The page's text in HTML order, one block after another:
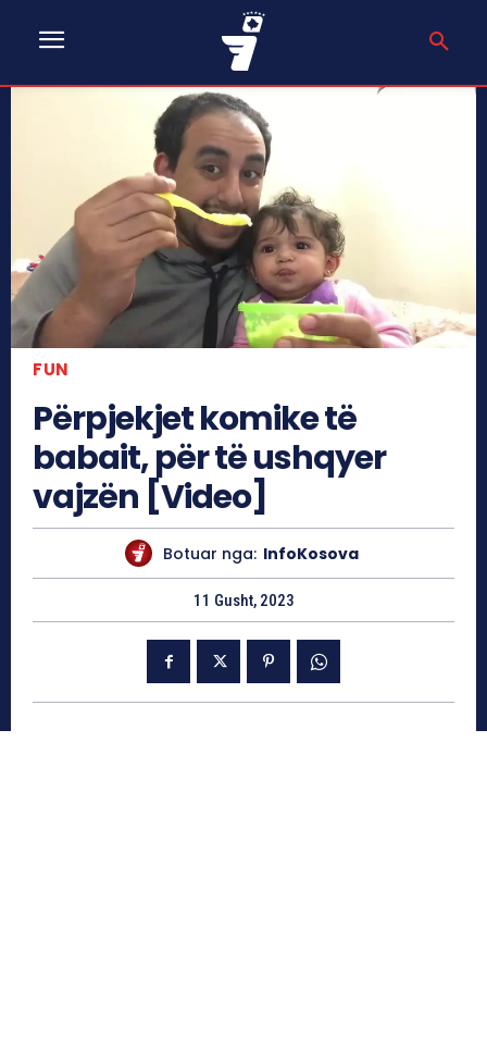
FUN
Përpjekjet komike të
babait, për të ushqyer
vajzën [Video]
Botuar nga: InfoKosova
11 Gusht, 2023